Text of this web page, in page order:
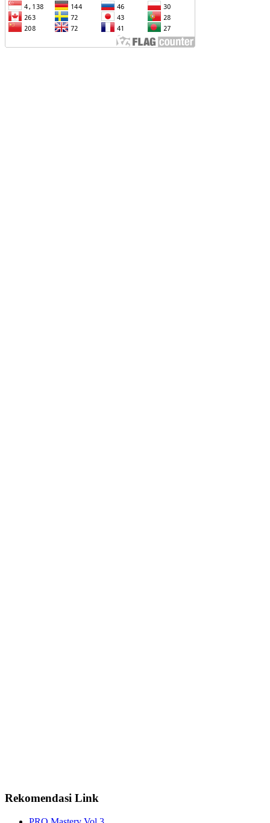
Rekomendasi Link